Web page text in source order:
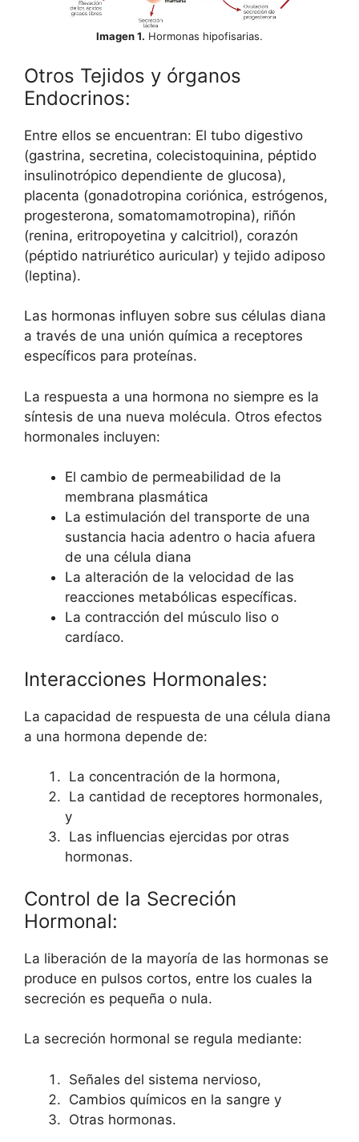
Imagen 1. Hormonas hipofisarias.
Otros Tejidos y órganos
Endocrinos:
Entre ellos se encuentran: El tubo digestivo
(gastrina, secretina, colecistoquinina, péptido
insulinotrópico dependiente de glucosa),
placenta (gonadotropina coriónica, estrógenos,
progesterona, somatomamotropina), riñón
(renina, eritropoyetina y calcitriol), corazón
(péptido natriurético auricular) y tejido adiposo
(leptina).
Las hormonas influyen sobre sus células diana
a través de una unión química a receptores
específicos para proteínas.
La respuesta a una hormona no siempre es la
síntesis de una nueva molécula. Otros efectos
hormonales incluyen:
El cambio de permeabilidad de la
membrana plasmática
La estimulación del transporte de una
sustancia hacia adentro o hacia afuera
de una célula diana
La alteración de la velocidad de las
reacciones metabólicas específicas.
La contracción del músculo liso o
cardíaco.
Interacciones Hormonales:
La capacidad de respuesta de una célula diana
a una hormona depende de:
La concentración de la hormona,
La cantidad de receptores hormonales,
y
Las influencias ejercidas por otras
hormonas.
Control de la Secreción
Hormonal:
La liberación de la mayoría de las hormonas se
produce en pulsos cortos, entre los cuales la
secreción es pequeña o nula.
La secreción hormonal se regula mediante:
Señales del sistema nervioso,
Cambios químicos en la sangre y
Otras hormonas.